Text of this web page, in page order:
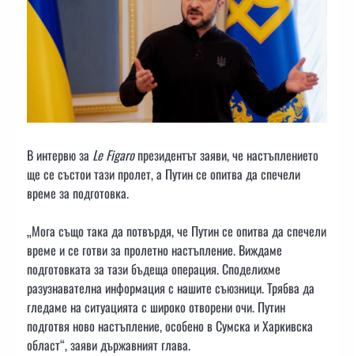
В интервю за Le Figaroпрезидентът заяви, че настъплението
ще се състои тази пролет, а Путин се опитва да спечели
време за подготовка.
„Мога също така да потвърдя, че Путин се опитва да спечели
време и се готви за пролетно настъпление. Виждаме
подготовката за тази бъдеща операция. Споделихме
разузнавателна информация с нашите съюзници. Трябва да
гледаме на ситуацията с широко отворени очи. Путин
подготвя ново настъпление, особено в Сумска и Харкивска
област“, заяви държавният глава.